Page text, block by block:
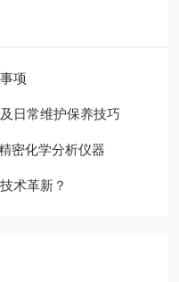
项
日常维护保养技巧
密化学分析仪器
术革新？